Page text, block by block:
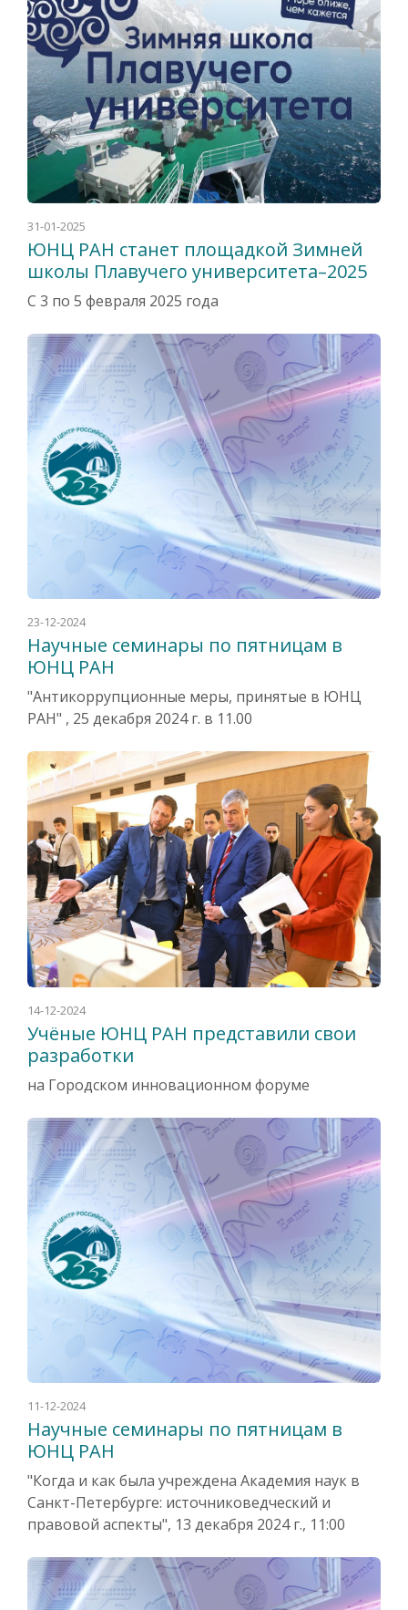
31-01-2025
ЮНЦ РАН станет площадкой Зимней
школы Плавучего университета–2025
С 3 по 5 февраля 2025 года
23-12-2024
Научные семинары по пятницам в
ЮНЦ РАН
"Антикоррупционные меры, принятые в ЮНЦ
РАН" , 25 декабря 2024 г. в 11.00
14-12-2024
Учёные ЮНЦ РАН представили свои
разработки
на Городском инновационном форуме
11-12-2024
Научные семинары по пятницам в
ЮНЦ РАН
"Когда и как была учреждена Академия наук в
Санкт-Петербурге: источниковедческий и
правовой аспекты", 13 декабря 2024 г., 11:00